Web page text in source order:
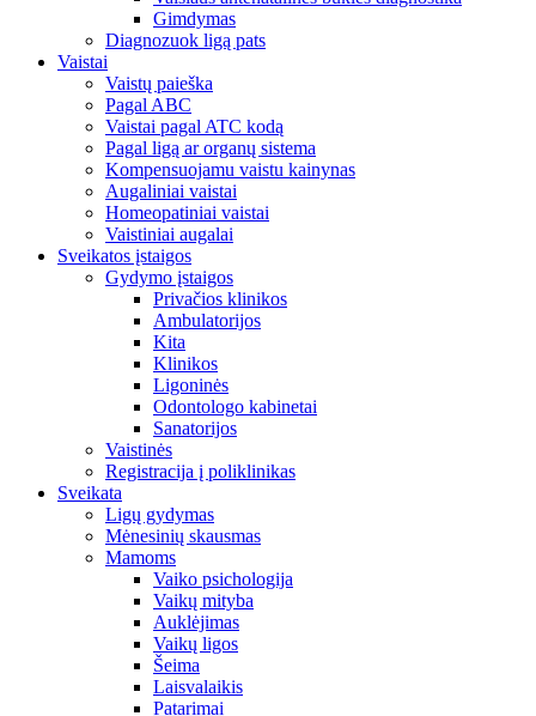
Gimdymas
Diagnozuok ligą pats
Vaistai
Vaistų paieška
Pagal ABC
Vaistai pagal ATC kodą
Pagal ligą ar organų sistema
Kompensuojamu vaistu kainynas
Augaliniai vaistai
Homeopatiniai vaistai
Vaistiniai augalai
Sveikatos įstaigos
Gydymo įstaigos
Privačios klinikos
Ambulatorijos
Kita
Klinikos
Ligoninės
Odontologo kabinetai
Sanatorijos
Vaistinės
Registracija į poliklinikas
Sveikata
Ligų gydymas
Mėnesinių skausmas
Mamoms
Vaiko psichologija
Vaikų mityba
Auklėjimas
Vaikų ligos
Šeima
Laisvalaikis
Patarimai